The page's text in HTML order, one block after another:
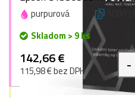
purpurová 5000
Skladom > 9 ks
142,66 €
115,98 € bez DPH -